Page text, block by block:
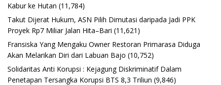
Kabur ke Hutan (11,784)
Takut Dijerat Hukum, ASN Pilih Dimutasi daripada Jadi PPK
Proyek Rp7 Miliar Jalan Hita–Bari (11,621)
Fransiska Yang Mengaku Owner Restoran Primarasa Diduga
Akan Melarikan Diri dari Labuan Bajo (10,752)
Solidaritas Anti Korupsi : Kejagung Diskriminatif Dalam
Penetapan Tersangka Korupsi BTS 8,3 Triliun (9,846)